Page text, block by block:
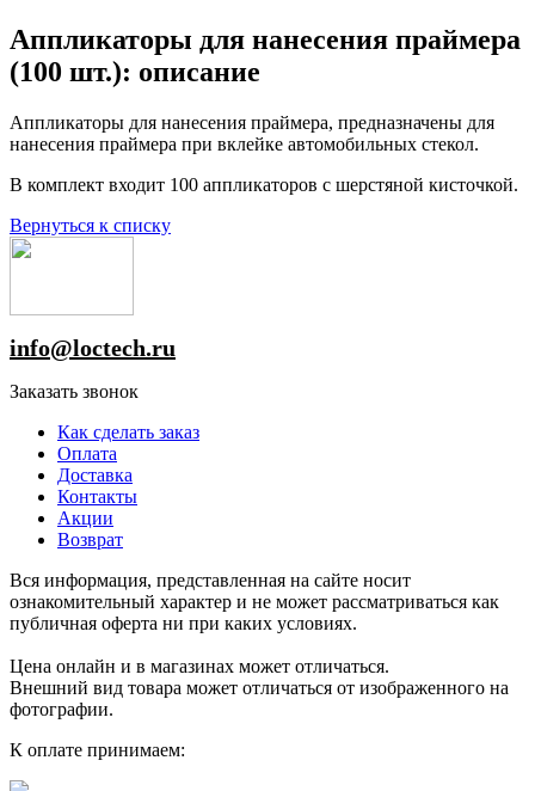
Аппликаторы для нанесения праймера
(100 шт.): описание
Аппликаторы для нанесения праймера, предназначены для
нанесения праймера при вклейке автомобильных стекол.
В комплект входит 100 аппликаторов с шерстяной кисточкой.
Вернуться к списку
info@loctech.ru
Заказать звонок
Как сделать заказ
Оплата
Доставка
Контакты
Акции
Возврат
Вся информация, представленная на сайте носит
ознакомительный характер и не может рассматриваться как
публичная оферта ни при каких условиях.
Цена онлайн и в магазинах может отличаться.
Внешний вид товара может отличаться от изображенного на
фотографии.
К оплате принимаем: